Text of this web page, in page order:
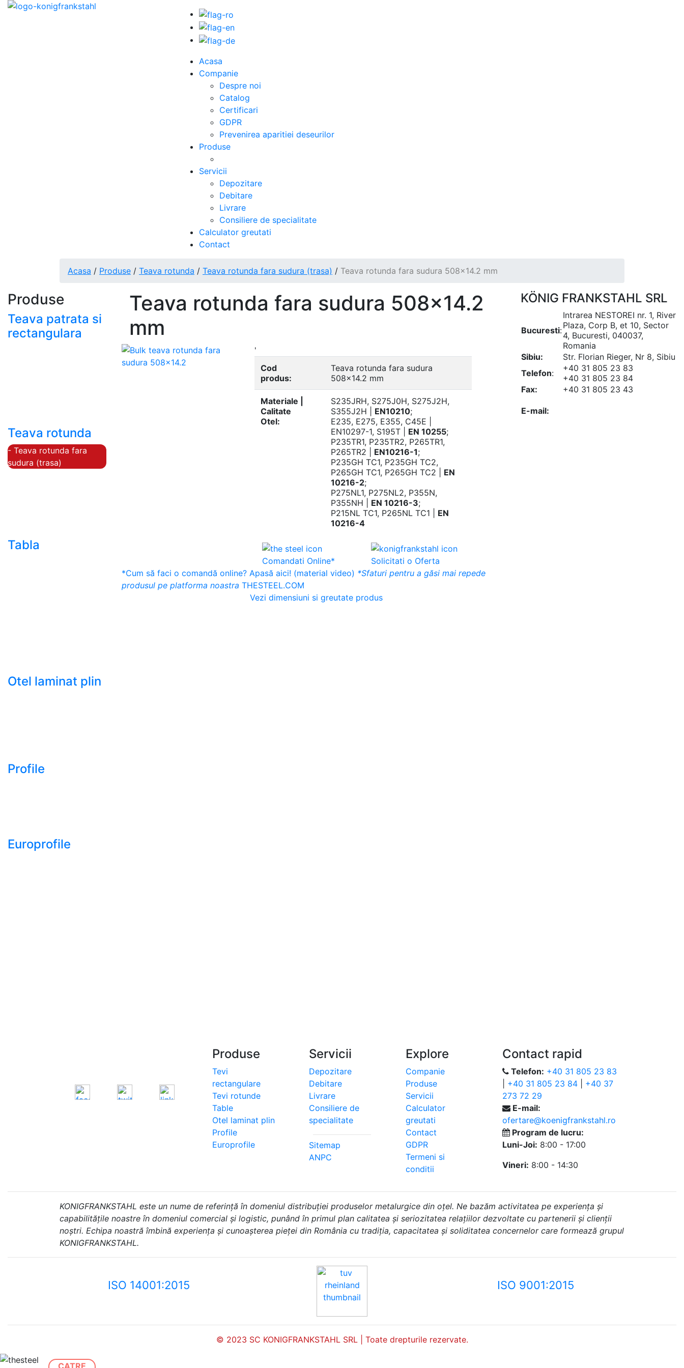
Acasa
Companie
Despre noi
Catalog
Certificari
GDPR
Prevenirea aparitiei deseurilor
Produse
Servicii
Depozitare
Debitare
Livrare
Consiliere de specialitate
Calculator greutati
Contact
Acasa / Produse / Teava rotunda / Teava rotunda fara sudura (trasa) / Teava rotunda fara sudura 508x14.2 mm
Produse
Teava patrata si
rectangulara
Teava rotunda
- Teava rotunda fara
sudura (trasa)
Tabla
Otel laminat plin
Profile
Europrofile
Teava rotunda fara sudura 508x14.2
mm
'
Cod
produs:
Teava rotunda fara sudura
508x14.2 mm
Materiale |
Calitate
Otel:
S235JRH, S275J0H, S275J2H,
S355J2H | EN10210;
E235, E275, E355, C45E |
EN10297-1, S195T | EN 10255;
P235TR1, P235TR2, P265TR1,
P265TR2 | EN10216-1;
P235GH TC1, P235GH TC2,
P265GH TC1, P265GH TC2 | EN
10216-2;
P275NL1, P275NL2, P355N,
P355NH | EN 10216-3;
P215NL TC1, P265NL TC1 | EN
10216-4
Comandati Online*
Solicitati o Oferta
*Cum să faci o comandă online? Apasă aici! (material video) *Sfaturi pentru a găsi mai repede
produsul pe platforma noastra THESTEEL.COM
Vezi dimensiuni si greutate produs
KÖNIG FRANKSTAHL SRL
Bucuresti:
Intrarea NESTOREI nr. 1, River
Plaza, Corp B, et 10, Sector
4, Bucuresti, 040037,
Romania
Sibiu:
Str. Florian Rieger, Nr 8, Sibiu
Telefon:
+40 31 805 23 83
+40 31 805 23 84
Fax:
+40 31 805 23 43
E-mail:
Produse
Tevi
rectangulare
Tevi rotunde
Table
Otel laminat plin
Profile
Europrofile
Servicii
Depozitare
Debitare
Livrare
Consiliere de
specialitate
Sitemap
ANPC
Explore
Companie
Produse
Servicii
Calculator
greutati
Contact
GDPR
Termeni si
conditii
Contact rapid
Telefon: +40 31 805 23 83
+40 31 805 23 84
+40 37
273 72 29
E-mail:
ofertare@koenigfrankstahl.ro
Program de lucru:
Luni-Joi: 8:00 - 17:00
Vineri: 8:00 - 14:30
KONIGFRANKSTAHL este un nume de referință în domeniul distribuției produselor metalurgice din oțel. Ne bazăm activitatea pe experiența și
capabilitățile noastre în domeniul comercial și logistic, punând în primul plan calitatea și seriozitatea relațiilor dezvoltate cu partenerii și clienții
noștri. Echipa noastră îmbină experiența și cunoașterea pieței din România cu tradiția, capacitatea și soliditatea concernelor care formează grupul
KONIGFRANKSTAHL.
ISO 14001:2015 ISO 9001:2015
© 2023 SC KONIGFRANKSTAHL SRL | Toate drepturile rezervate.
CATRE